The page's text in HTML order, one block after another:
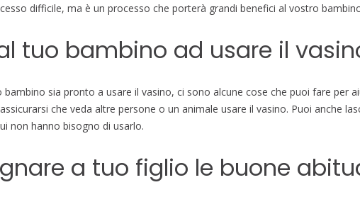
difficile, ma è un processo che porterà grandi benefici al vostro
tuo bambino ad usare il
bambino sia pronto a usare il vasino, ci sono alcune cose che puoi fare per
che veda altre persone o un animale usare il vasino. Puoi anche
non hanno bisogno di usarlo.
a tuo figlio le buone